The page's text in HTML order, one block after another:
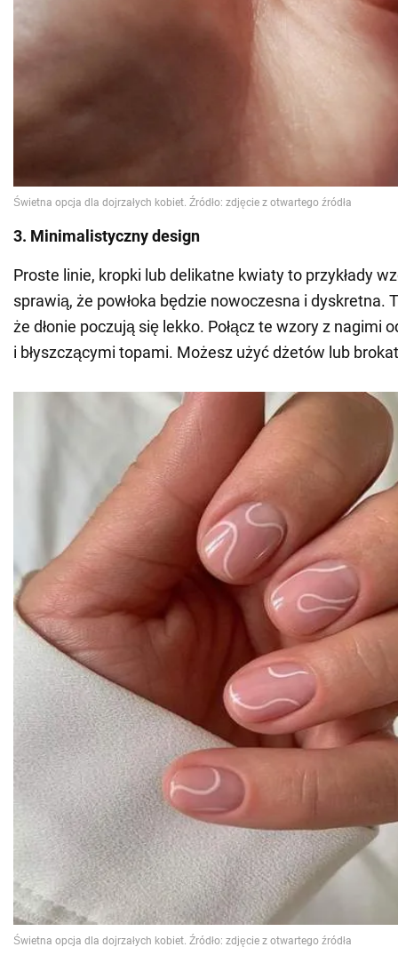
3. Minimalistyczny design
Proste linie, kropki lub delikatne kwiaty to przykłady
sprawią, że powłoka będzie nowoczesna i dyskretna.
że dłonie poczują się lekko. Połącz te wzory z nagimi
i błyszczącymi topami. Możesz użyć dżetów lub